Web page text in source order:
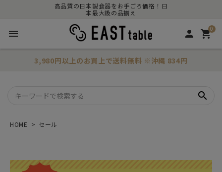
高品質の日本製食器をお手ごろ価格！日
本最大級の品揃え
menu person 0
shopping_cart
3,980円以上のお買上で送料無料 ※沖縄 834円
search
HOME セール